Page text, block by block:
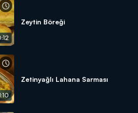
Zeytin Böreği
Zetinyağlı Lahana Sarması